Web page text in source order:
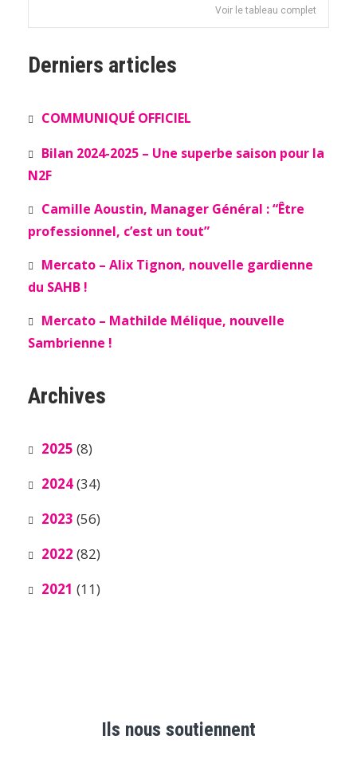
Voir le tableau complet
Derniers articles
COMMUNIQUÉ OFFICIEL
Bilan 2024-2025 – Une superbe saison pour la
N2F
Camille Aoustin, Manager Général : “Être
professionnel, c’est un tout”
Mercato – Alix Tignon, nouvelle gardienne
du SAHB !
Mercato – Mathilde Mélique, nouvelle
Sambrienne !
Archives
2025 (8)
2024(34)
2023 (56)
2022 (82)
2021 (11)
Ils nous soutiennent